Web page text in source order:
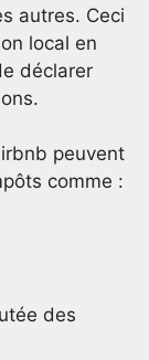
autres. Ceci
local en
déclarer
peuvent
comme :
des